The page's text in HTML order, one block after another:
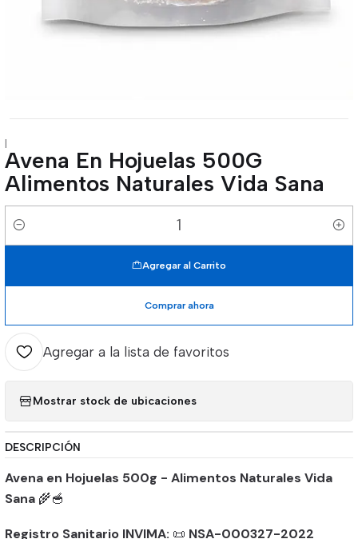
|
Avena En Hojuelas 500G
Alimentos Naturales Vida Sana
Cantidad
Agregar al Carrito
Comprar ahora
Agregar a la lista de favoritos
Mostrar stock de ubicaciones
DESCRIPCIÓN
Avena en Hojuelas 500g - Alimentos Naturales Vida
Sana 🌾🥣
Registro Sanitario INVIMA: 📜 NSA-000327-2022